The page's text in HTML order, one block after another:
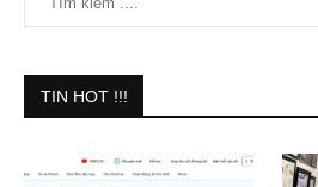
TIN HOT !!!